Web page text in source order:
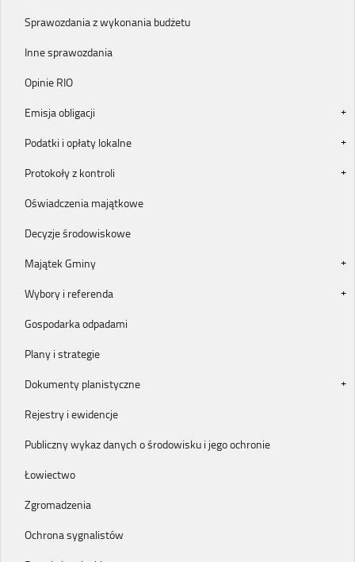
Sprawozdania z wykonania budżetu
Inne sprawozdania
Opinie RIO
Emisja obligacji
Podatki i opłaty lokalne
Protokoły z kontroli
Oświadczenia majątkowe
Decyzje środowiskowe
Majątek Gminy
Wybory i referenda
Gospodarka odpadami
Plany i strategie
Dokumenty planistyczne
Rejestry i ewidencje
Publiczny wykaz danych o środowisku i jego ochronie
Łowiectwo
Zgromadzenia
Ochrona sygnalistów